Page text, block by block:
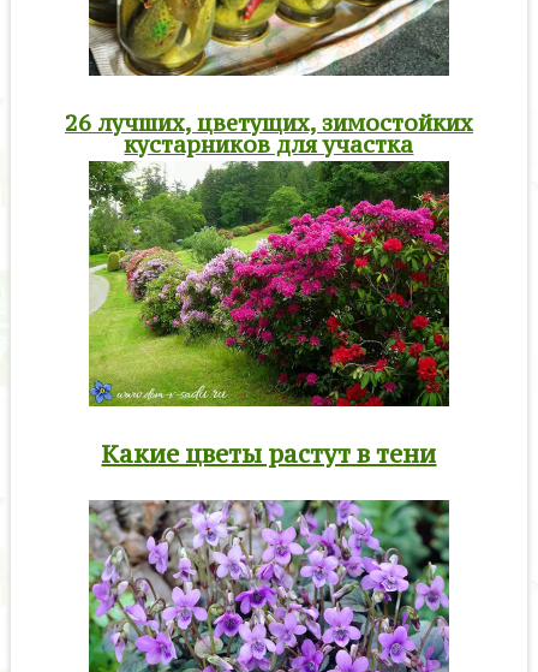
26 лучших, цветущих, зимостойких
кустарников для участка
Какие цветы растут в тени